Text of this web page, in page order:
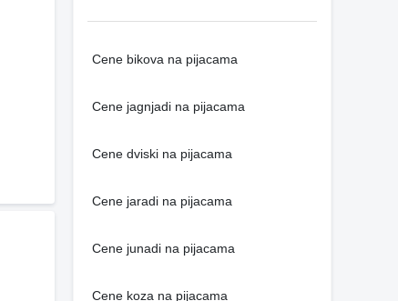
Cene bikova na pijacama
Cene jagnjadi na pijacama
Cene dviski na pijacama
Cene jaradi na pijacama
Cene junadi na pijacama
Cene koza na pijacama